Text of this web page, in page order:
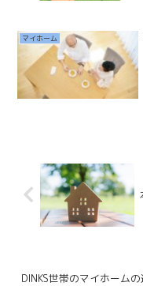
マイホーム
DINKS世帯のマイホーム